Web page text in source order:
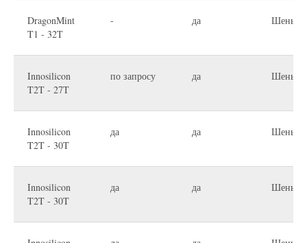
DragonMint
T1 - 32T
- да
Innosilicon
T2T - 27T
по запросу да
Innosilicon
T2T - 30T
да да
Innosilicon
T2T - 30T
да да